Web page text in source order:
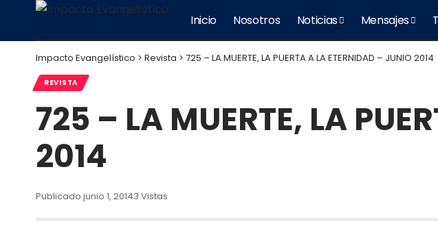
Inicio Nosotros Noticias Mensajes
Impacto Evangelístico > Revista > 725 – LA MUERTE, LA PUERTA A LA ETERNIDAD – JUNIO 2014
REVISTA
725 – LA MUERTE, LA
2014
Publicado junio 1, 20143 Vistas